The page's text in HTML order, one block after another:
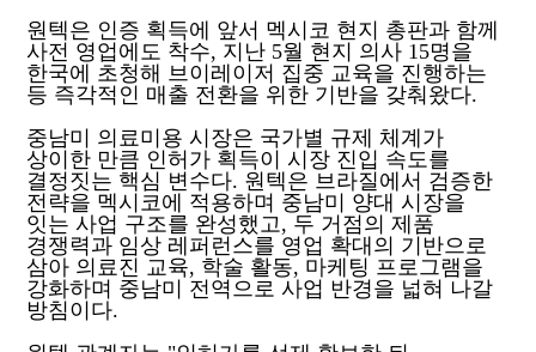
원텍은 인증 획득에 앞서 멕시코 현지 총판과 함께
사전 영업에도 착수, 지난 5월 현지 의사 15명을
한국에 초청해 브이레이저 집중 교육을 진행하는
등 즉각적인 매출 전환을 위한 기반을 갖춰왔다.
중남미 의료미용 시장은 국가별 규제 체계가
상이한 만큼 인허가 획득이 시장 진입 속도를
결정짓는 핵심 변수다. 원텍은 브라질에서 검증한
전략을 멕시코에 적용하며 중남미 양대 시장을
잇는 사업 구조를 완성했고, 두 거점의 제품
경쟁력과 임상 레퍼런스를 영업 확대의 기반으로
삼아 의료진 교육, 학술 활동, 마케팅 프로그램을
강화하며 중남미 전역으로 사업 반경을 넓혀 나갈
방침이다.